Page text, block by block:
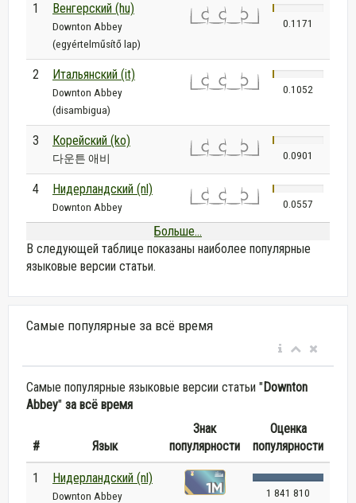
1 Венгерский (hu)
Downton Abbey
(egyértelműsítő lap)
0.1171
2 Итальянский (it)
Downton Abbey
(disambigua)
0.1052
3 Корейский (ko)
다운튼 애비 0.0901
4 Нидерландский (nl)
Downton Abbey 0.0557
Больше...
В следующей таблице показаны наиболее популярные
языковые версии статьи.
Самые популярные за всё время
Самые популярные языковые версии статьи " Downton
Abbey" за всё время
# Язык
Знак
популярности
Оценка
популярности
1 Нидерландский (nl)
Downton Abbey 1 841 810